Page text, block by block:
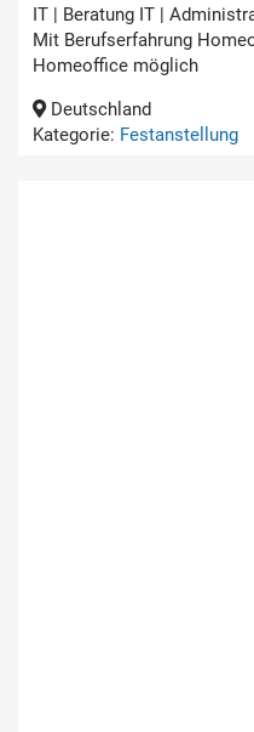
IT | Beratung IT |
Mit Berufserfahrung
Homeoffice möglich
Deutschland
Kategorie: Festanstellung